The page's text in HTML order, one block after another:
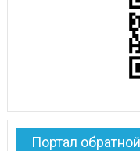
Портал